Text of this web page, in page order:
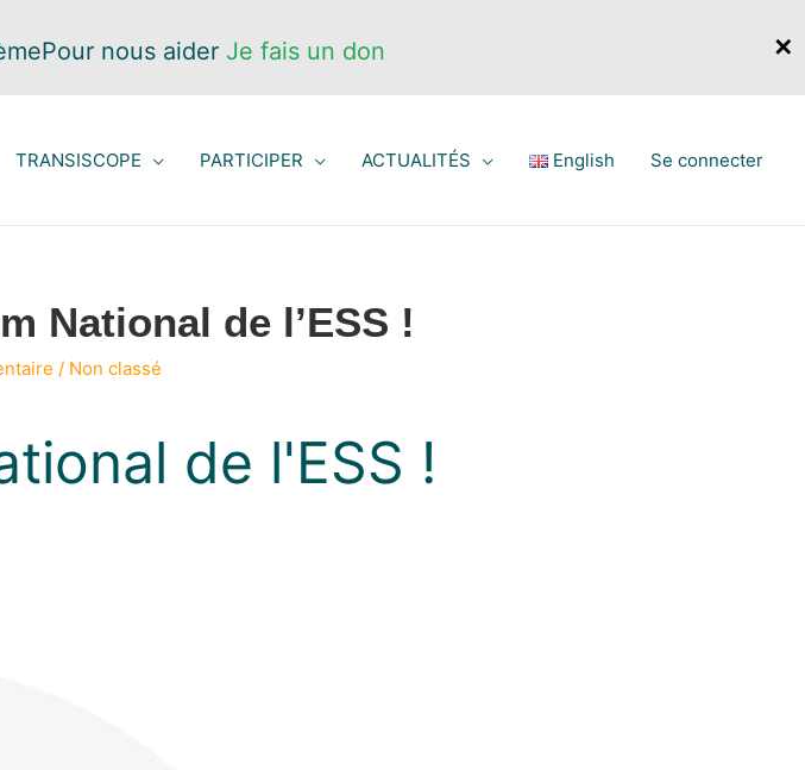
Pour nous aider Je fais un don ✕
TRANSISCOPE PARTICIPER ACTUALITÉS English Se connecter
National de l’ESS !
/ Non classé
de l'ESS !